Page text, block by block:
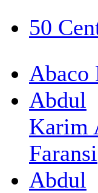
50
Abaco
Abdul
Karim
Faransi
Abdul